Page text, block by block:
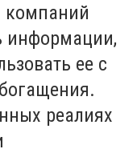
компаний
информации,
ее с
реалиях